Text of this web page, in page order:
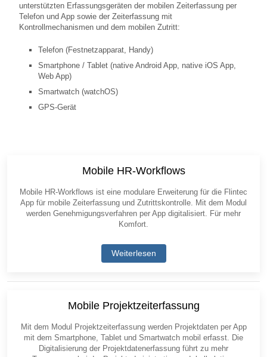
unterstützten Erfassungsgeräten der mobilen Zeiterfassung per
Telefon und App sowie der Zeiterfassung mit
Kontrollmechanismen und dem mobilen Zutritt:
Telefon (Festnetzapparat, Handy)
Smartphone / Tablet (native Android App, native iOS App,
Web App)
Smartwatch (watchOS)
GPS-Gerät
Mobile HR-Workflows
Mobile HR-Workflows ist eine modulare Erweiterung für die Flintec
App für mobile Zeiterfassung und Zutrittskontrolle. Mit dem Modul
werden Genehmigungsverfahren per App digitalisiert. Für mehr
Komfort.
Weiterlesen
Mobile Projektzeiterfassung
Mit dem Modul Projektzeiterfassung werden Projektdaten per App
mit dem Smartphone, Tablet und Smartwatch mobil erfasst. Die
Digitalisierung der Projektdatenerfassung führt zu mehr